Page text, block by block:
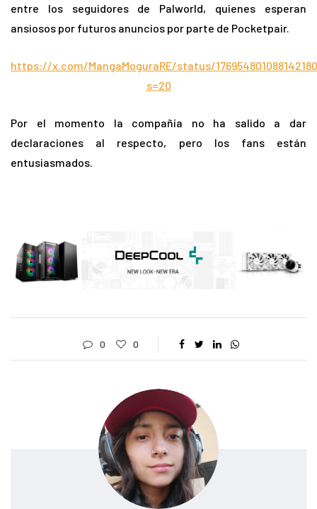
entre los seguidores de Palworld, quienes esperan
ansiosos por futuros anuncios por parte de Pocketpair.
https://x.com/MangaMoguraRE/status/
s=20
Por el momento la compañía no ha salido a dar
declaraciones al respecto, pero los fans están
entusiasmados.
0 0